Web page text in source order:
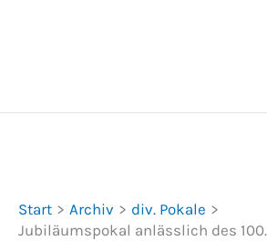
Start Archiv
div. Pokale
Jubiläumspokal anlässlich des